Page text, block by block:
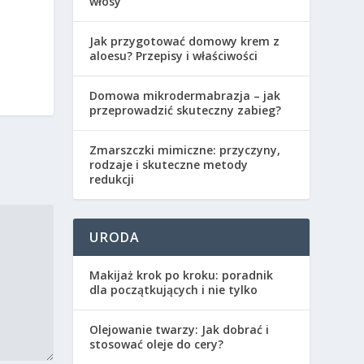
Jak przygotować domowy krem z
aloesu? Przepisy i właściwości
Domowa mikrodermabrazja – jak
przeprowadzić skuteczny zabieg?
Zmarszczki mimiczne: przyczyny,
rodzaje i skuteczne metody
redukcji
URODA
Makijaż krok po kroku: poradnik
dla początkujących i nie tylko
Olejowanie twarzy: Jak dobrać i
stosować oleje do cery?